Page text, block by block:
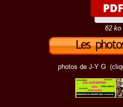
62 ko
Les
photos de J-Y G